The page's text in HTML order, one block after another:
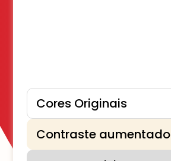
Cores Originais
Contraste aumentado